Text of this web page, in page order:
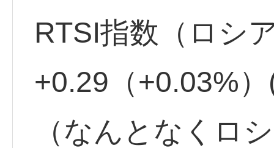
RTSI指数（ロ
+0.29（+0.03%
（なんとなくロ